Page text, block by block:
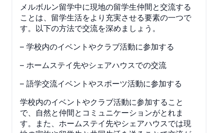
メルボルン留学中に現地の留学生仲間と交流する
ことは、留学生活をより充実させる要素の一つで
す。以下の方法で交流を深めましょう。
– 学校内のイベントやクラブ活動に参加する
– ホームステイ先やシェアハウスでの交流
– 語学交流イベントやスポーツ活動に参加する
学校内のイベントやクラブ活動に参加すること
で、自然と仲間とコミュニケーションがとれま
す。また、ホームステイ先やシェアハウスでは現